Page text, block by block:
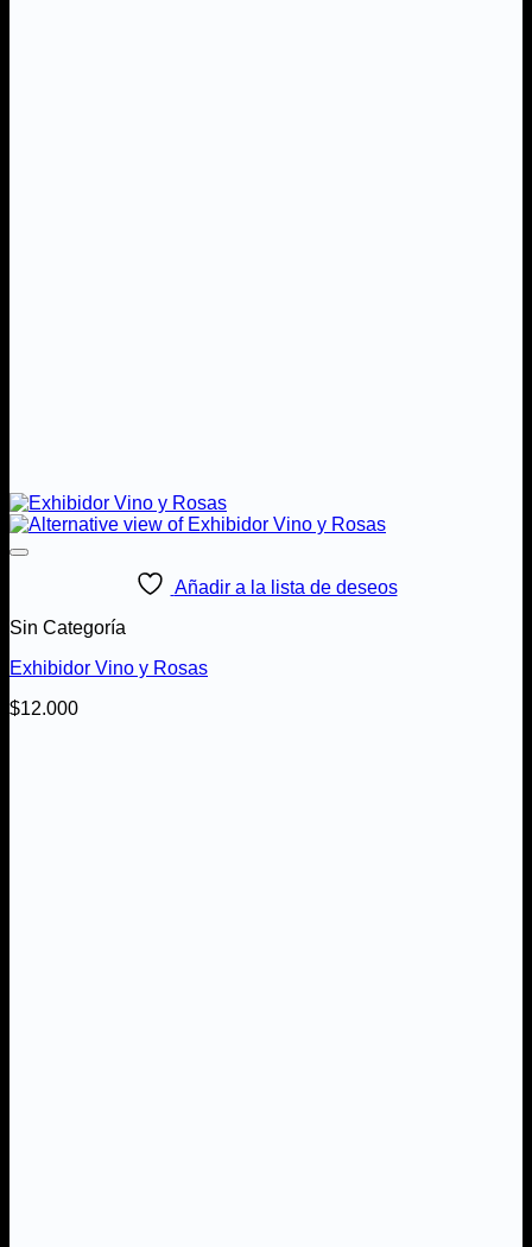
Añadir a la lista de deseos
Sin Categoría
Exhibidor Vino y Rosas
$12.000